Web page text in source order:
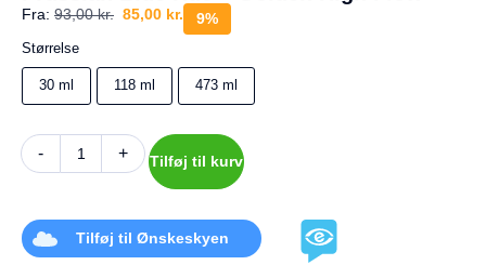
e
s
r
e
kurv
er
Fra: 93,00kr. 85,00 kr. 9%
Størrelse
30 ml 118 ml 473 ml
- + Tilføj til kurv
Tilføj til Ønskeskyen